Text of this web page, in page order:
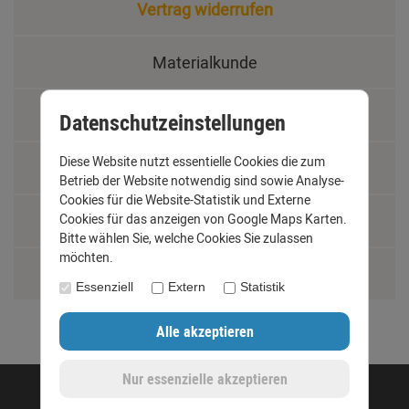
Vertrag widerrufen
Materialkunde
Fachbegriffe
Jobs
Montage und Installationshilfen
©opyright 2020 - www.dachrinnen-shop.de
Datenschutzeinstellungen
Diese Website nutzt essentielle Cookies die zum
Betrieb der Website notwendig sind sowie Analyse-
Cookies für die Website-Statistik und Externe
Cookies für das anzeigen von Google Maps Karten.
Bitte wählen Sie, welche Cookies Sie zulassen
möchten.
Essenziell Extern Statistik